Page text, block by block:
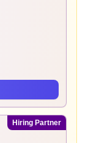
Hiring Partner